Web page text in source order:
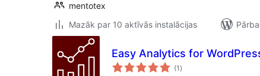
mentotex
Mazāk par 10 aktīvās instalācijas
Easy Analytics for
(1 vērtējumu
kopsumma
)